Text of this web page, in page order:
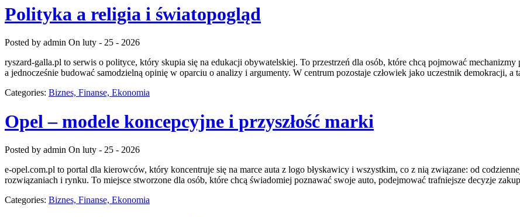
Polityka a religia i światopogląd
Posted by admin On luty - 25 - 2026
ryszard-galla.pl to serwis o polityce, który skupia się na edukacji obywatelskiej. To przestrzeń dla osób, które chcą pojmować
a jednocześnie budować samodzielną opinię w oparciu o analizy i argumenty. W centrum pozostaje człowiek jako uczestnik demokracji, a
Categories: Biznes, Finanse, Ekonomia
Opel – modele koncepcyjne i przyszłość marki
Posted by admin On luty - 25 - 2026
e-opel.com.pl to portal dla kierowców, który koncentruje się na marce auta z logo błyskawicy i wszystkim, co z nią związane: od
rozwiązaniach i rynku. To miejsce stworzone dla osób, które chcą świadomiej poznawać swoje auto, podejmować trafniejsze decyzje
Categories: Biznes, Finanse, Ekonomia